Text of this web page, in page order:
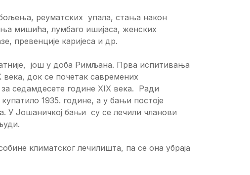
реуматских упала, стања након
мишића, лумбаго ишијаса, женских
превенције каријеса и др.
још у доба Римљана. Прва испитивања
док се почетак савремених
седамдесете године XIX века. Ради
1935. године, а у бањи постоје
У Јошаничкој бањи су се лечили чланови
климатског лечилишта, па се она убраја